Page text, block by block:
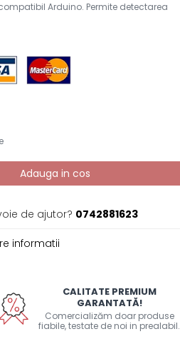
Arduino. Permite detectarea
Adauga in cos
de ajutor? 0742881623
informatii
CALITATE PREMIUM
GARANTATĂ!
Comercializăm doar produse
fiabile, testate de noi in prealabil.